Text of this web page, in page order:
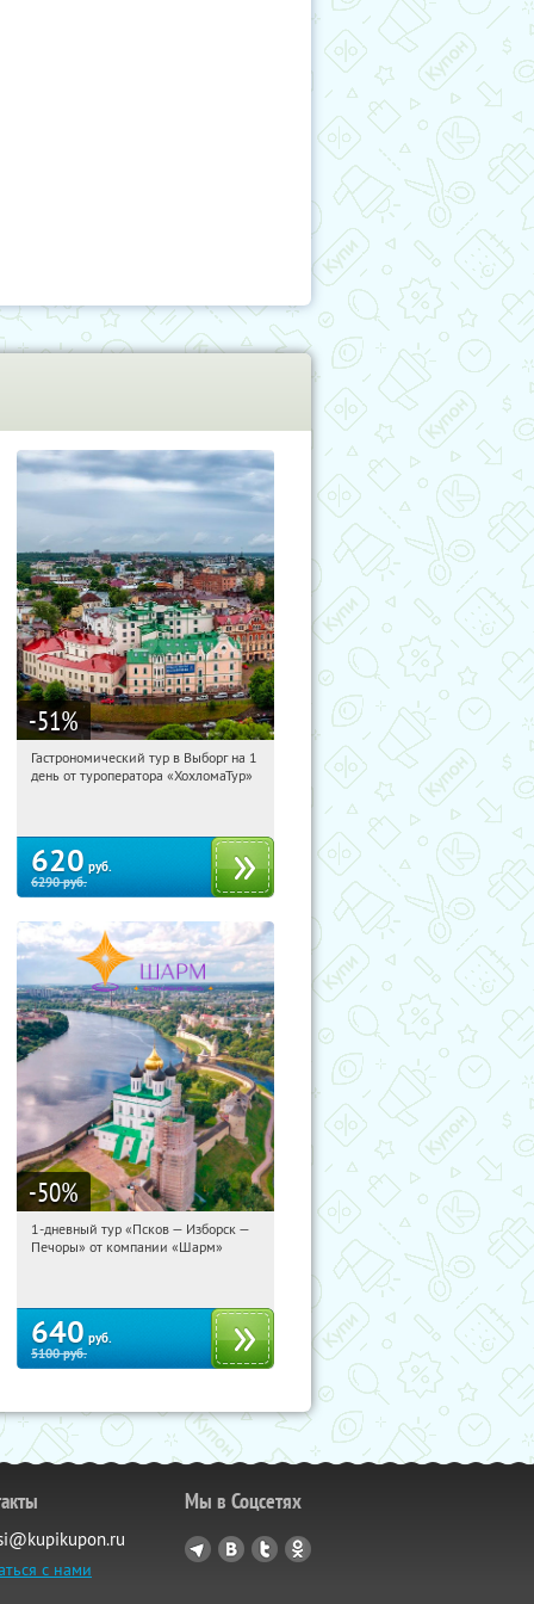
-51%
18:14:13 Купили:5
Гастрономический тур в Выборг на 1
день от туроператора «ХохломаТур»
620 руб.
6290руб.
-50%
18:14:13 Купили:12
1-дневный тур «Псков — Изборск —
Печоры» от компании «Шарм»
640 руб.
5100руб.
с нами
Мы в Соцсетях